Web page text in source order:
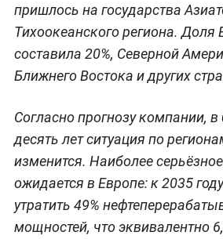
пришлось на государства
Тихоокеанского региона. Доля
составила 20%, Северной
Ближнего Востока и других
Согласно прогнозу компании,
десять лет ситуация по
изменится. Наиболее
ожидается в Европе: к 2035
утратить 49%
мощностей, что эквивалентно